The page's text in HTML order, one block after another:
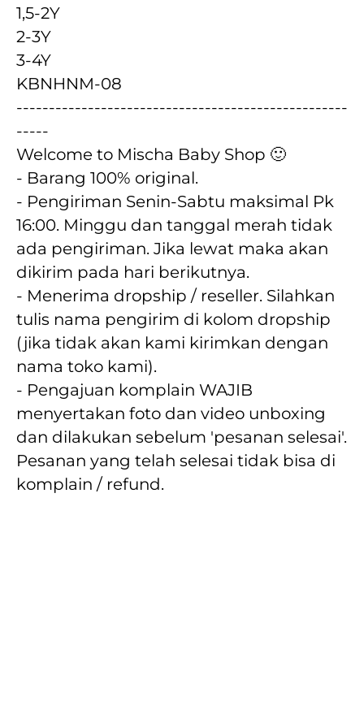
1,5-2Y
2-3Y
3-4Y
KBNHNM-08
---------------------------------------------------
-----
Welcome to Mischa Baby Shop 🙂
- Barang 100% original.
- Pengiriman Senin-Sabtu maksimal Pk
16:00. Minggu dan tanggal merah tidak
ada pengiriman. Jika lewat maka akan
dikirim pada hari berikutnya.
- Menerima dropship / reseller. Silahkan
tulis nama pengirim di kolom dropship
(jika tidak akan kami kirimkan dengan
nama toko kami).
- Pengajuan komplain WAJIB
menyertakan foto dan video unboxing
dan dilakukan sebelum 'pesanan selesai'.
Pesanan yang telah selesai tidak bisa di
komplain / refund.